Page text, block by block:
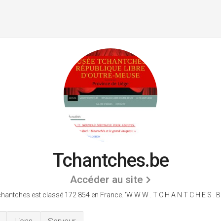
Tchantches.be
Accéder au site
est classé 172 854 en France. 'W W W . T C H A N T C H E S . B